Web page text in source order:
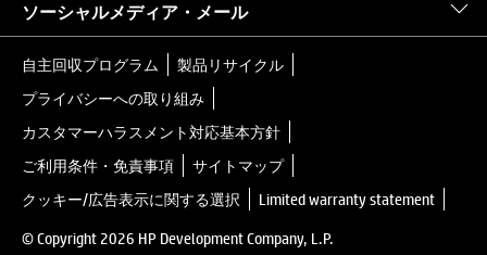
ソーシャルメディア・メール
自主回収プログラム
製品リサイクル
プライバシーへの取り組み
カスタマーハラスメント対応基本方針
ご利用条件・免責事項
サイトマップ
クッキー/広告表示に関する選択
Limited warranty statement
© Copyright 2026 HP Development Company, L.P.